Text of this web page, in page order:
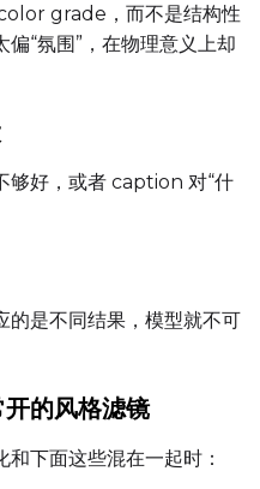
Width
grade，而不是结构性
“氛围”，在物理意义上却
够好，或者 caption 对“什
的是不同结果，模型就不可
的风格滤镜
下面这些混在一起时：